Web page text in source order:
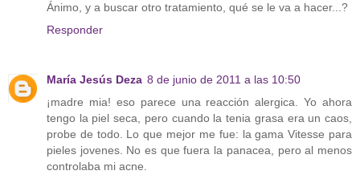
Ánimo, y a buscar otro tratamiento, qué se le va a hacer...?
Responder
María Jesús Deza 8 de junio de 2011 a las 10:50
¡madre mia! eso parece una reacción alergica. Yo ahora
tengo la piel seca, pero cuando la tenia grasa era un caos,
probe de todo. Lo que mejor me fue: la gama Vitesse para
pieles jovenes. No es que fuera la panacea, pero al menos
controlaba mi acne.